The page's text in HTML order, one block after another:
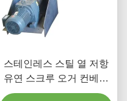
스테인레스 스틸 열 저항
유연 스크루 오거 컨베이
어